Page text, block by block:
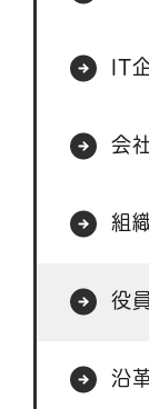
IT
会
組
役
沿